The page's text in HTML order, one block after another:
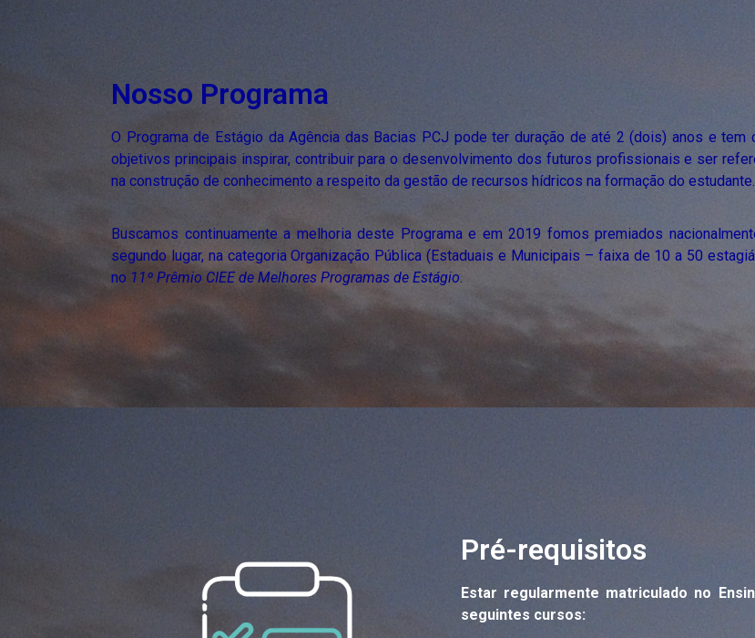
Nosso Programa
O Programa de Estágio da Agência das Bacias PCJ pode ter duração de até 2 (dois) anos e tem
objetivos principais inspirar, contribuir para o desenvolvimento dos futuros profissionais e ser
na construção de conhecimento a respeito da gestão de recursos hídricos na formação do estudante.
Buscamos continuamente a melhoria deste Programa e em 2019 fomos premiados
segundo lugar, na categoria Organização Pública (Estaduais e Municipais – faixa de 10 a 50
no 11º Prêmio CIEE de Melhores Programas de Estágio.
Pré-requisitos
Estar regularmente matriculado no
seguintes cursos: